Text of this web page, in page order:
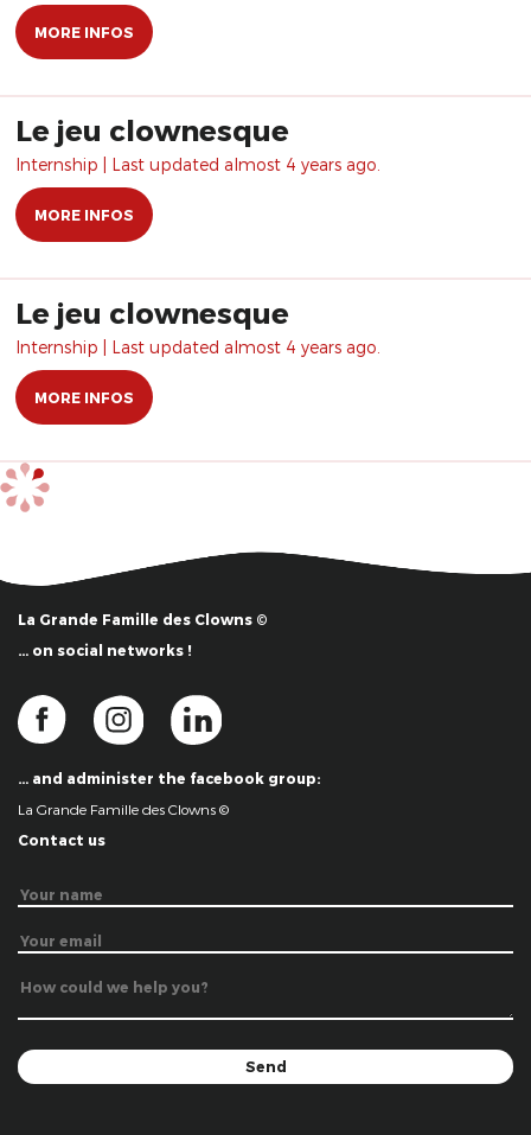
MORE INFOS
Le jeu clownesque
Internship | Last updated almost 4 years ago.
MORE INFOS
Le jeu clownesque
Internship | Last updated almost 4 years ago.
MORE INFOS
La Grande Famille des Clowns ©
… on social networks !
… and administer the facebook group:
La Grande Famille des Clowns ©
Contact us